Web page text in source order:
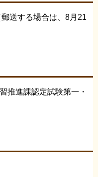
送する場合は、8月21
推進課認定試験第一・